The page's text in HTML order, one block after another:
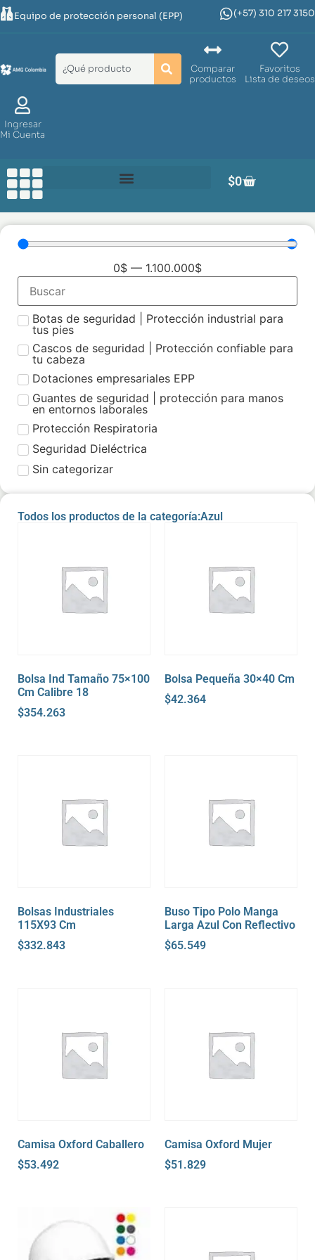
Equipo de protección personal (EPP) (+57) 310 217 3150
Comparar
productos
Favoritos
Lista de deseos
Ingresar
Mi Cuenta
$0
0$ — 1.100.000$
Botas de seguridad | Protección industrial para
tus pies
Cascos de seguridad | Protección confiable para
tu cabeza
Dotaciones empresariales EPP
Guantes de seguridad | protección para manos
en entornos laborales
Protección Respiratoria
Seguridad Dieléctrica
Sin categorizar
Todos los productos de la categoría:Azul
Bolsa Ind Tamaño 75×100
Cm Calibre 18
$354.263
Bolsa Pequeña 30×40 Cm
$42.364
Bolsas Industriales
115X93 Cm
$332.843
Buso Tipo Polo Manga
Larga Azul Con Reflectivo
$65.549
Camisa Oxford Caballero
$53.492
Camisa Oxford Mujer
$51.829